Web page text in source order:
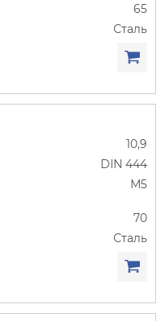
65
Сталь
10,9
DIN 444
М5
70
Сталь